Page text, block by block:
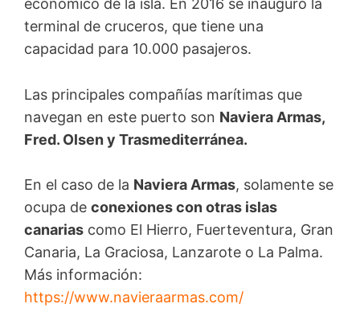
económico de la isla. En 2016 se inauguró la
terminal de cruceros, que tiene una
capacidad para 10.000 pasajeros.
Las principales compañías marítimas que
navegan en este puerto son Naviera Armas,
Fred. Olsen y Trasmediterránea.
En el caso de la Naviera Armas, solamente se
ocupa de conexiones con otras islas
canarias como El Hierro, Fuerteventura, Gran
Canaria, La Graciosa, Lanzarote o La Palma.
Más información:
https://www.navieraarmas.com/